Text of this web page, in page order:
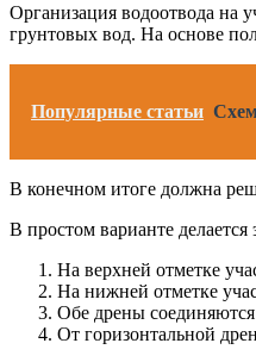
Организация водоотвода на
грунтовых вод. На основе
Популярные статьи
В конечном итоге должна
В простом варианте делается
На верхней отметке
На нижней отметке
Обе дрены
От горизонтальной